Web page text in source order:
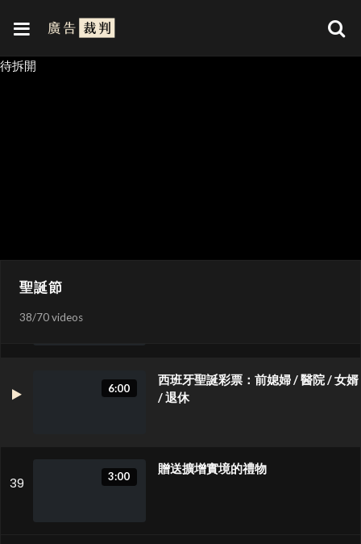
待拆開
聖誕節
38/70 videos
34 14:46
6:00
西班牙聖誕彩票：前媳婦 / 醫院 / 女婿
/ 退休
39 3:00
贈送擴增實境的禮物